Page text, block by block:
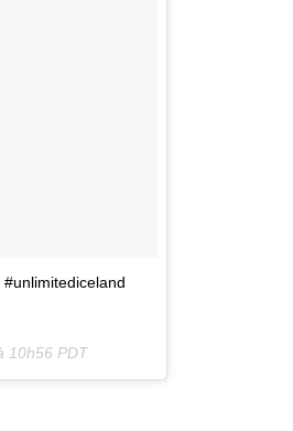
10h56 PDT